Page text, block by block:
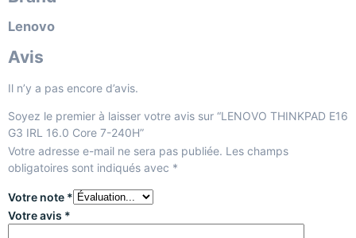
Lenovo
Avis
Il n’y a pas encore d’avis.
Soyez le premier à laisser votre avis sur “LENOVO THINKPAD E16
G3 IRL 16.0 Core 7-240H”
Votre adresse e-mail ne sera pas publiée. Les champs
obligatoires sont indiqués avec *
Votre note *
Votre avis *